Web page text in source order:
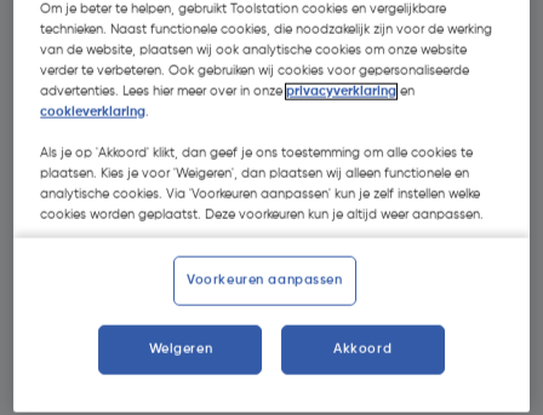
Om je beter te helpen, gebruikt Toolstation cookies en vergelijkbare
technieken. Naast functionele cookies, die noodzakelijk zijn voor de werking
van de website, plaatsen wij ook analytische cookies om onze website
verder te verbeteren. Ook gebruiken wij cookies voor gepersonaliseerde
advertenties. Lees hier meer over in onzeprivacyverklaring en
cookieverklaring.
Als je op 'Akkoord' klikt, dan geef je ons toestemming om alle cookies te
plaatsen. Kies je voor 'Weigeren', dan plaatsen wij alleen functionele en
analytische cookies. Via 'Voorkeuren aanpassen' kun je zelf instellen welke
cookies worden geplaatst. Deze voorkeuren kun je altijd weer aanpassen.
Voorkeuren aanpassen
Weigeren Akkoord